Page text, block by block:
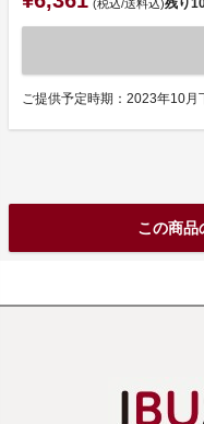
(税込/送料込)残り
ご提供予定時期：2023年10月
この商品